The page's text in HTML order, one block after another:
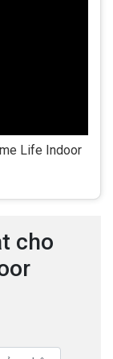
Life Indoor
cho